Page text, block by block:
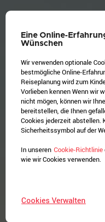
Eine Online-
Wünschen
Wir verwenden optionale
bestmögliche Online-
Reiseplanung wird zum
Vorlieben kennen Wenn wir
nicht mögen, können wir
bereitstellen, die Ihnen
Cookies jederzeit abstellen.
Sicherheitssymbol auf der
In unseren Cookie-Richtlinie
wie wir Cookies verwenden.
Cookies Verwalten